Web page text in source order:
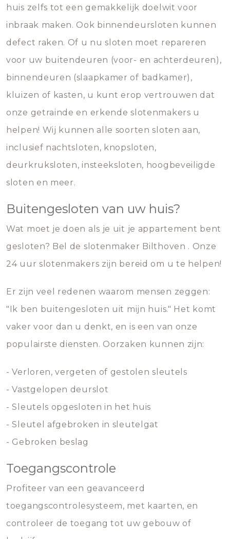
huis zelfs tot een gemakkelijk doelwit voor
inbraak maken. Ook binnendeursloten kunnen
defect raken. Of u nu sloten moet repareren
voor uw buitendeuren (voor- en achterdeuren),
binnendeuren (slaapkamer of badkamer),
kluizen of kasten, u kunt erop vertrouwen dat
onze getrainde en erkende slotenmakers u
helpen! Wij kunnen alle soorten sloten aan,
inclusief nachtsloten, knopsloten,
deurkruksloten, insteeksloten, hoogbeveiligde
sloten en meer.
Buitengesloten van uw huis?
Wat moet je doen als je uit je appartement bent
gesloten? Bel de slotenmaker Bilthoven . Onze
24 uur slotenmakers zijn bereid om u te helpen!
Er zijn veel redenen waarom mensen zeggen:
"Ik ben buitengesloten uit mijn huis." Het komt
vaker voor dan u denkt, en is een van onze
populairste diensten. Oorzaken kunnen zijn:
- Verloren, vergeten of gestolen sleutels
- Vastgelopen deurslot
- Sleutels opgesloten in het huis
- Sleutel afgebroken in sleutelgat
- Gebroken beslag
Toegangscontrole
Profiteer van een geavanceerd
toegangscontrolesysteem, met kaarten, en
controleer de toegang tot uw gebouw of